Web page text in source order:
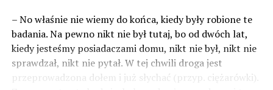
– No właśnie nie wiemy do końca, kiedy były robione te
badania. Na pewno nikt nie był tutaj, bo od dwóch lat,
kiedy jesteśmy posiadaczami domu, nikt nie był, nikt nie
sprawdzał, nikt nie pytał. W tej chwili droga jest
przeprowadzona dołem i już słychać (przyp. ciężarówki).